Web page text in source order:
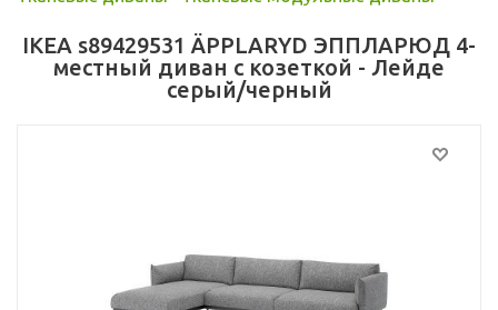
IKEA s89429531 ÄPPLARYD ЭППЛАРЮД 4-
местный диван с козеткой - Лейде
серый/черный